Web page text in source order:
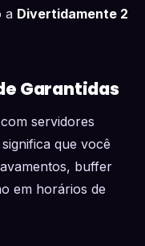
a Divertidamente 2
Garantidas
servidores
que você
buffer
em horários de